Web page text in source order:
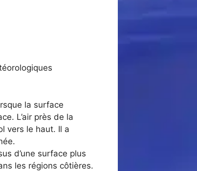
la surface
L’air près de la
vers le haut. Il a
d’une surface plus
les régions côtières.